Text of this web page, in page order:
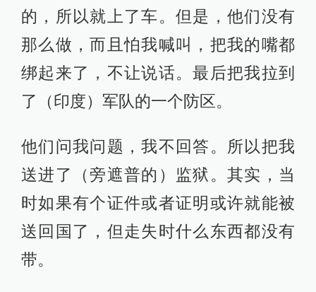
的，所以就上了车。但是，他们没有
那么做，而且怕我喊叫，把我的嘴都
绑起来了，不让说话。最后把我拉到
了（印度）军队的一个防区。
他们问我问题，我不回答。所以把我
送进了（旁遮普的）监狱。其实，当
时如果有个证件或者证明或许就能被
送回国了，但走失时什么东西都没有
带。